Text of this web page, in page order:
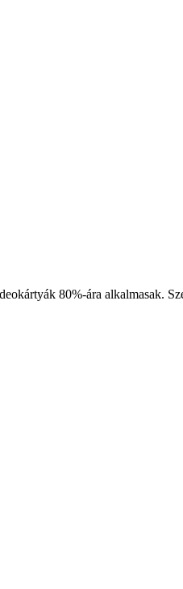
80%-ára alkalmasak.